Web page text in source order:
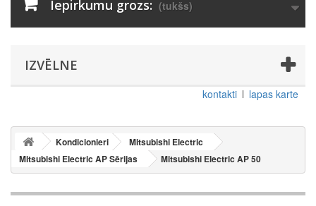
Iepirkumu grozs: (tukšs)
IZVĒLNE
kontakti lapas karte
Kondicionieri
Mitsubishi Electric
Mitsubishi Electric AP Sērijas
Mitsubishi Electric AP 50